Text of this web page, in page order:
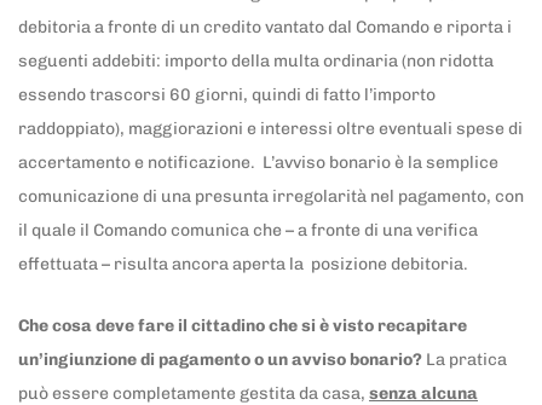
debitoria a fronte di un credito vantato dal Comando e riporta i
seguenti addebiti: importo della multa ordinaria (non ridotta
essendo trascorsi 60 giorni, quindi di fatto l’importo
raddoppiato), maggiorazioni e interessi oltre eventuali spese di
accertamento e notificazione. L’avviso bonario è la semplice
comunicazione di una presunta irregolarità nel pagamento, con
il quale il Comando comunica che – a fronte di una verifica
effettuata – risulta ancora aperta la posizione debitoria.
Che cosa deve fare il cittadino che si è visto recapitare
un’ingiunzione di pagamento o un avviso bonario? La pratica
può essere completamente gestita da casa, senza alcuna